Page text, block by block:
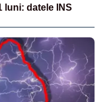
luni: datele INS